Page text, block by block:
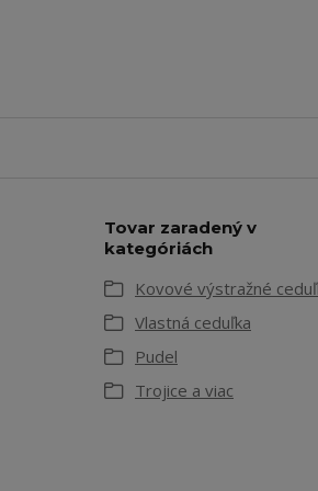
Tovar zaradený v
kategóriách
Kovové výstražné
Vlastná ceduľka
Pudel
Trojice a viac